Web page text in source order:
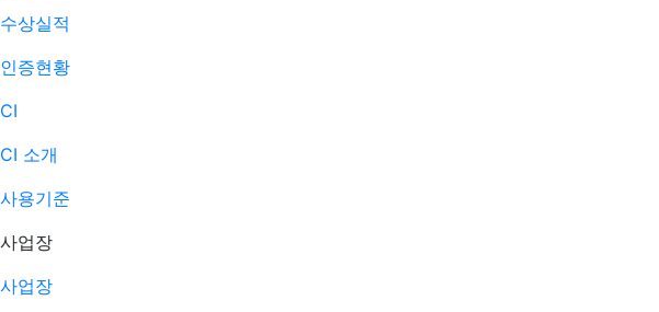
수상실적
인증현황
CI
CI 소개
사용기준
사업장
사업장